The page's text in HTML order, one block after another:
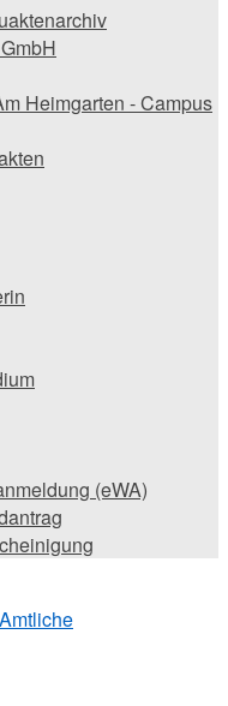
Heimgarten - Campus
(eWA)
Amtliche